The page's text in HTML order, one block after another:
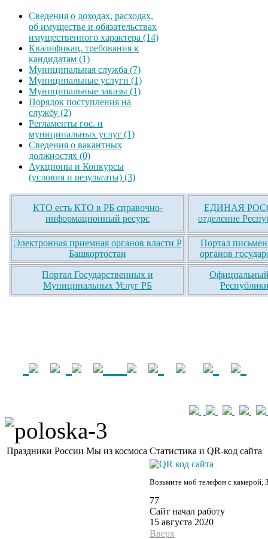
Сведения о доходах, расходах,
об имуществе и обязательствах
имущественного характера (14)
Квалификац. требования к
кандидатам (1)
Муниципальная служба (7)
Муниципальные услуги (1)
Муниципальные заказы (1)
Порядок поступления на
службу (2)
Регламенты гос. и
муниципальных услуг (1)
Сведения о вакантных
должностях (0)
Аукционы и Конкурсы
(условия и результаты) (3)
КТО есть КТО в РБ справочно-
информационный ресурс
ЕДИНАЯ
отделение
Электронная приемная органов власти Р
Башкортостан
Портал
органов
Портал Государственных и
Муниципальных Услуг РБ
Официальный
Праздники России Мы из космоса Статистика и QR-код сайта
Возьмите моб телефон с камерой,
77
Сайт начал работу
15 августа 2020
Вверх